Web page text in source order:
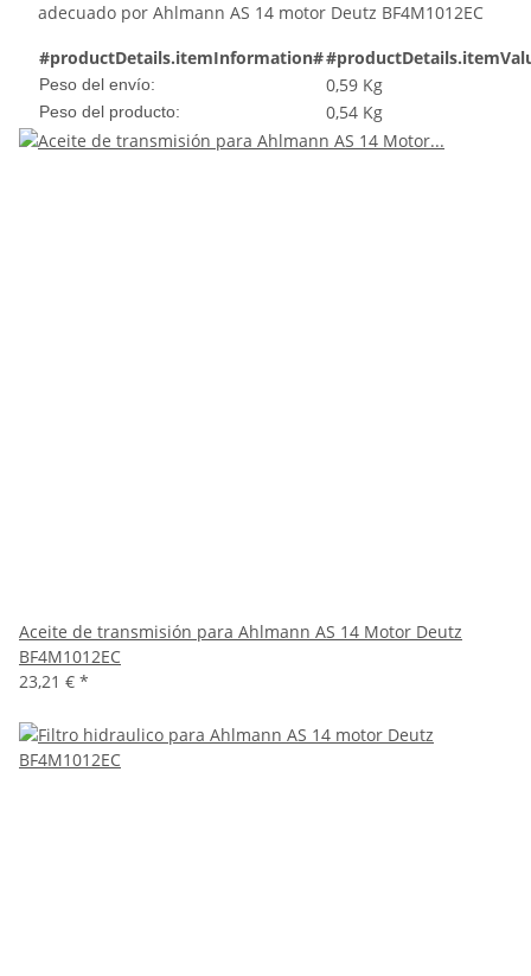
adecuado por Ahlmann AS 14 motor Deutz BF4M1012EC
#productDetails.itemInformation#
Peso del envío: 0,59 Kg
Peso del producto: 0,54 Kg
Aceite de transmisión para Ahlmann AS 14 Motor Deutz
BF4M1012EC
23,21 € *